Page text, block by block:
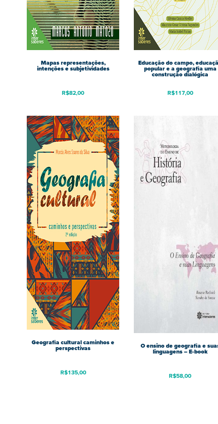
Mapas representações,
intenções e subjetividades
R$82,00
Educação do campo,
popular e a geografia uma
construção dialógica
R$117,00
Geografia cultural caminhos e
perspectivas
R$135,00
O ensino de geografia e
linguagens – E-book
R$58,00